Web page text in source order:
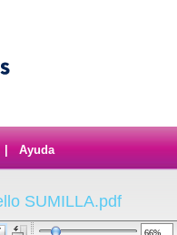
Ayuda
SUMILLA.pdf